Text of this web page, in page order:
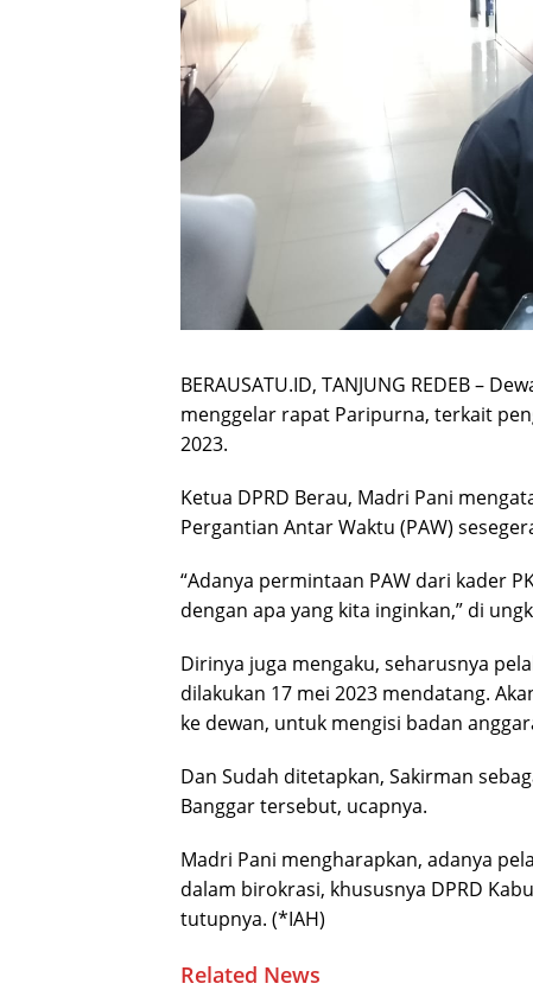
BERAUSATU.ID, TANJUNG REDEB –
menggelar rapat Paripurna, terkait
2023.
Ketua DPRD Berau, Madri Pani
Pergantian Antar Waktu (PAW)
“Adanya permintaan PAW dari kader
dengan apa yang kita inginkan,” di
Dirinya juga mengaku, seharusnya
dilakukan 17 mei 2023 mendatang.
ke dewan, untuk mengisi badan
Dan Sudah ditetapkan, Sakirman
Banggar tersebut, ucapnya.
Madri Pani mengharapkan, adanya
dalam birokrasi, khususnya DPRD
tutupnya. (*IAH)
Related News